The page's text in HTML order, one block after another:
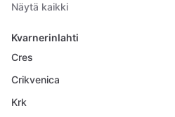
Näytä kaikki
Kvarnerinlahti
Cres
Crikvenica
Krk